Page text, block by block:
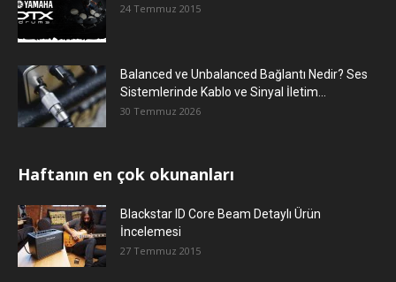
24 Temmuz 2015
Balanced ve Unbalanced Bağlantı Nedir? Ses
Sistemlerinde Kablo ve Sinyal İletim...
30 Temmuz 2026
Haftanın en çok okunanları
Blackstar ID Core Beam Detaylı Ürün
İncelemesi
27 Temmuz 2015